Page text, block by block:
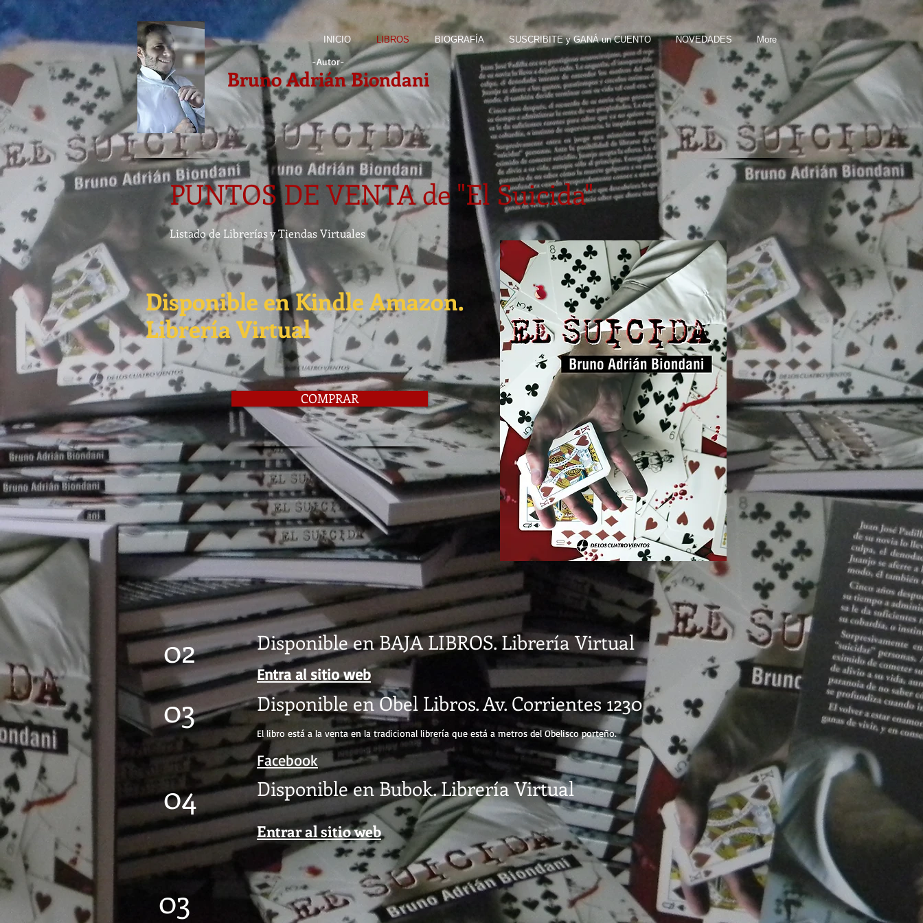
INICIO LIBROS BIOGRAFÍA SUSCRIBITE y GANÁ un CUENTO NOVEDADES More
-Autor-
Bruno Adrián Biondani
PUNTOS DE VENTA de "El Suicida"
Listado de Librerías y Tiendas Virtuales
Disponible en Kindle Amazon.
Librería Virtual
COMPRAR
02
03
Disponible en BAJA LIBROS. Librería Virtual
Entra al sitio web
Disponible en Obel Libros. Av. Corrientes 1230
El libro está a la venta en la tradicional librería que está a metros del Obelisco porteño.
Facebook
04 Disponible en Bubok. Librería Virtual
Entrar al sitio web
03